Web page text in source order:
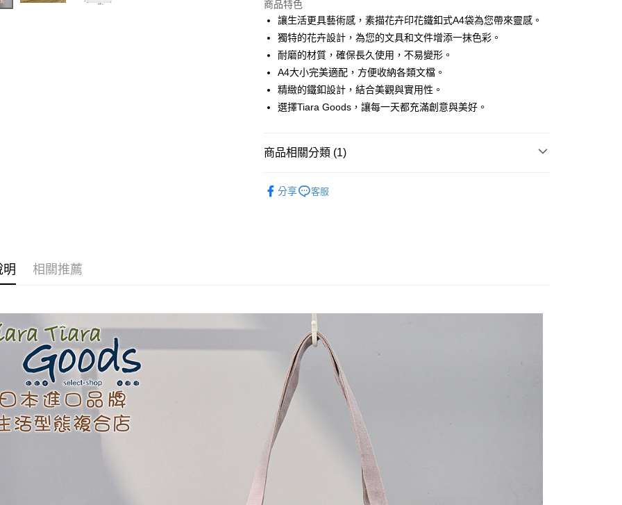
LINE Pay
Apple Pay
悠遊付
Google Pay
AFTEE先享後付
相關說明
AFTEE先享後付是「在收到商品之後才付款」的支付方式。 讓您購物簡單
便利好安心！
３．收到繳費通知簡訊後14天內，點擊此簡訊中的連結，可透過四大超商
／ATM／網路銀行／等多元方式進行付款，方視為交易完成。
※ 請注意：結帳手續完成當下不需立刻繳費，但若您需要取消訂單，請聯
絡購買商品的店家。未經商家同意取消之訂單仍視為有效，需透過AFTEE
先享後付繳納相關費用。
※ 交易是否成功請以「AFTEE先享後付 」之結帳頁面顯示為準，若有關於
是否繳費成功／繳費後需取消欲退款等相關疑問，請聯繫「AFTEE先享後
付客戶支援中心」
https://netprotections.freshdesk.com/support/home
【注意事項】
１．透過由恩沛科技股份有限公司提供之「AFTEE先享後付」服務完成之
交易，需依本服務之必要範圍內提供個人資料，並將交易相關給付款項請
求債權轉讓予恩沛科技股份有限公司。
２．關於個人資料處理事宜，請瀏覽以下網址：
https://aftee.tw/terms/#terms3
３．未成年的使用者請事先徵得法定代理人或監護人之同意方可使用
ATM付款
每筆NT$60，滿NT$1,800(含以上)免運費
7-11取貨付款
每筆NT$60，滿NT$2,000(含以上)免運費
付款後7-11取貨
每筆NT$60，滿NT$2,000(含以上)免運費
黑貓宅急便(包裹尺寸60cm以下)
每筆NT$100，滿NT$2,000(含以上)免運費
黑貓宅急便(包裹尺寸90cm以下)
每筆NT$140，滿NT$2,000(含以上)免運費
商品特色
讓生活更具藝術感，素描花卉印花鐵釦式A4袋為您帶來靈感。
獨特的花卉設計，為您的文具和文件增添一抹色彩。
耐磨的材質，確保長久使用，不易變形。
A4大小完美適配，方便收納各類文檔。
精緻的鐵釦設計，結合美觀與實用性。
選擇Tiara Goods，讓每一天都充滿創意與美好。
商品相關分類 (1)
分享
客服
明 相關推薦